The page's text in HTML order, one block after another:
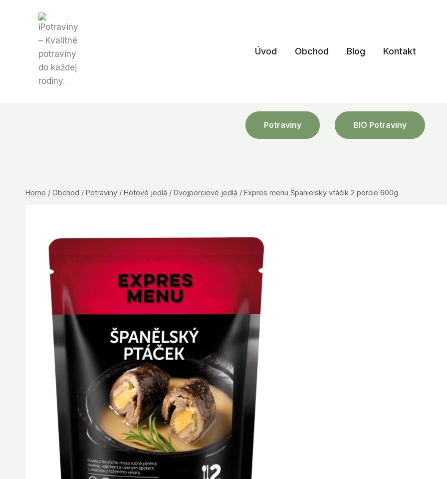
Úvod Obchod Blog Kontakt
Potraviny BIO Potraviny
Home / Obchod / Potraviny / Hotové jedlá / Dvojporciové jedlá / Expres menu Španielsky vtáčik 2 porcie 600g